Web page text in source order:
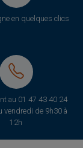
en quelques clics
au 01 47 43 40 24
vendredi de 9h30 à
12h